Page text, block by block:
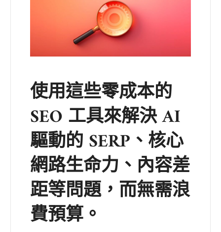
使用這些零成本的
SEO 工具來解決 AI
驅動的 SERP、核心
網路生命力、內容差
距等問題，而無需浪
費預算。